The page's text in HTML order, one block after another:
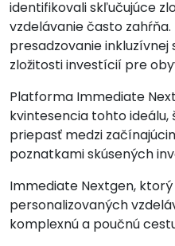
identifikovali skľučujúce
vzdelávanie často
presadzovanie
zložitosti investícií pre
Platforma Immediate
kvintesencia tohto ideálu,
priepasť medzi
poznatkami skúsených
Immediate Nextgen,
personalizovaných
komplexnú a poučnú